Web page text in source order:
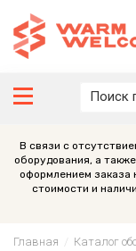
В связи с
оборудования, а
оформлением заказа
стоимости и
Главная Каталог